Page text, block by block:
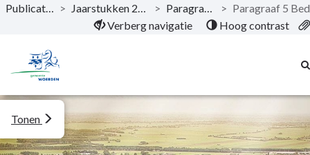
Naar hoofdinhoud
Publicaties > Jaarstukken 2024 > Paragrafen
>
Verberg navigatie
Hoog contrast
Tonen